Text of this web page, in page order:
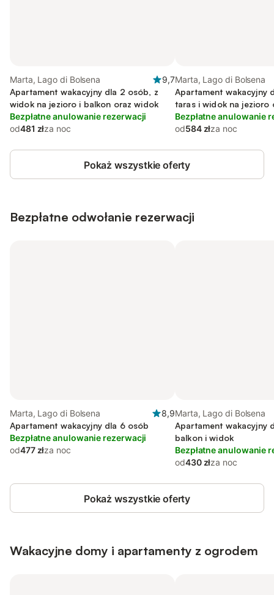
Marta, Lago di Bolsena
9,7
Apartament wakacyjny dla 2 osób, z
widok na jezioro i balkon oraz widok
Bezpłatne anulowanie rezerwacji
od481 złza noc
Marta, Lago di Bolsena
Apartament wakacyjny
taras i widok na jezioro
Bezpłatne anulowanie
od584 złza noc
Pokaż wszystkie oferty
Bezpłatne odwołanie rezerwacji
Marta, Lago di Bolsena
8,9
Apartament wakacyjny dla 6 osób
Bezpłatne anulowanie rezerwacji
od477 złza noc
Marta, Lago di Bolsena
Apartament wakacyjny
balkon i widok
Bezpłatne anulowanie
od430 złza noc
Pokaż wszystkie oferty
Wakacyjne domy i apartamenty z ogrodem